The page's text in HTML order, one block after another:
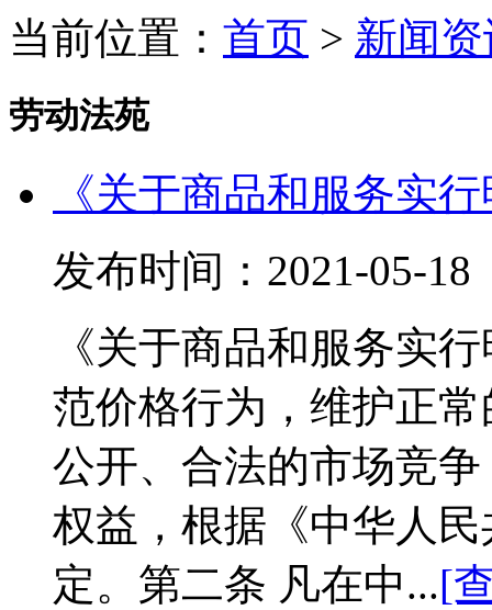
当前位置： 首页 > 新闻
劳动法苑
《关于商品和服务实
发布时间：2021-
《关于商品和服务实
范价格行为，维护正
公开、合法的市场竞
权益，根据《中华人
定。第二条 凡在中...[